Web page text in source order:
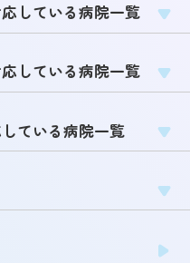
している病院一覧
している病院一覧
ている病院一覧